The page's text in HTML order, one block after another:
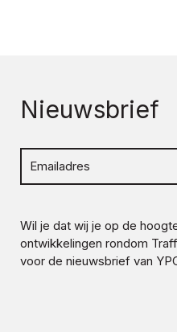
Nieuwsbrief
Wil je dat wij je op de
ontwikkelingen rondom
voor de nieuwsbrief van